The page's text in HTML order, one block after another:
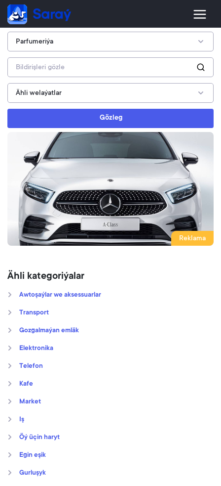
Gözleg
Reklama
Ähli kategoriýalar
Awtoşaýlar we aksessuarlar
Transport
Gozgalmaýan emläk
Elektronika
Telefon
Kafe
Market
Iş
Öý üçin haryt
Egin eşik
Gurluşyk